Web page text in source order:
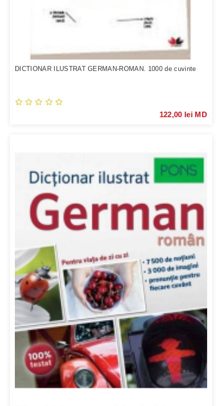
DICTIONAR ILUSTRAT GERMAN-ROMAN. 1000 de cuvinte
122,00 lei MD